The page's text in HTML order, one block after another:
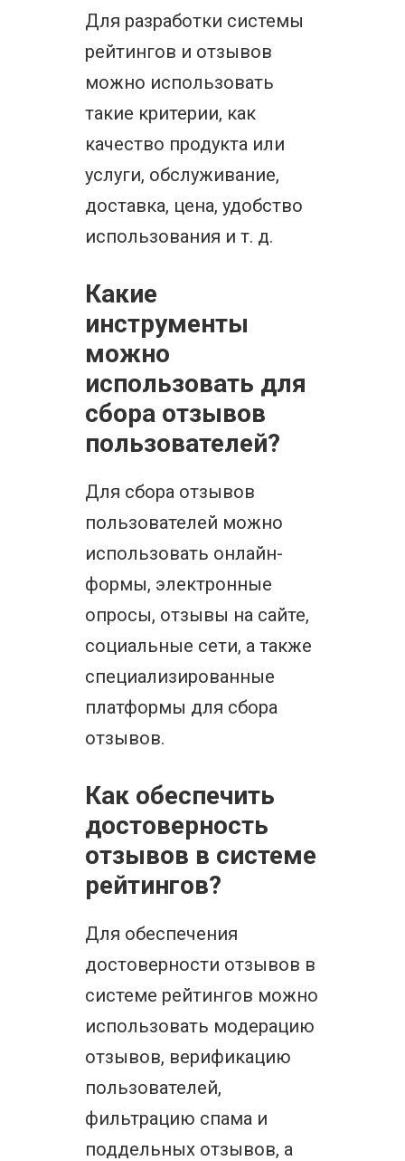
Для разработки системы
рейтингов и отзывов
можно использовать
такие критерии, как
качество продукта или
услуги, обслуживание,
доставка, цена, удобство
использования и т. д.
Какие
инструменты
можно
использовать для
сбора отзывов
пользователей?
Для сбора отзывов
пользователей можно
использовать онлайн-
формы, электронные
опросы, отзывы на сайте,
социальные сети, а также
специализированные
платформы для сбора
отзывов.
Как обеспечить
достоверность
отзывов в системе
рейтингов?
Для обеспечения
достоверности отзывов в
системе рейтингов можно
использовать модерацию
отзывов, верификацию
пользователей,
фильтрацию спама и
поддельных отзывов, а